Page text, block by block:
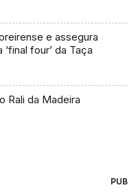
e assegura
‘final four’ da Taça
Rali da Madeira
PUB